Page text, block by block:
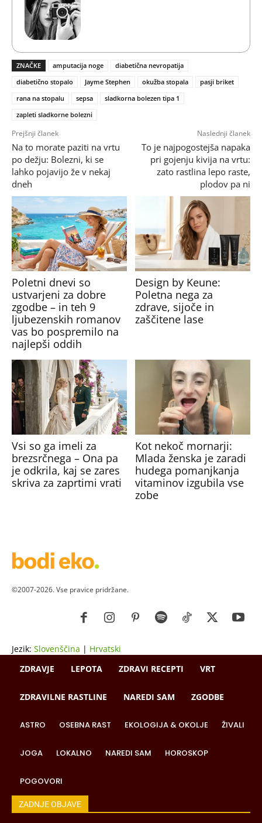
ZNAČKE amputacija noge
diabetična nevropatija
diabetično stopalo
Jayme Stephen okužba stopala
pasji briket
rana na stopalu
sepsa
sladkorna bolezen tipa 1
zapleti sladkorne bolezni
Prejšnji članek
Na to morate paziti na vrtu
po dežju: Bolezni, ki se
lahko pojavijo že v nekaj
dneh
Naslednji članek
To je najpogostejša napaka
pri gojenju kivija na vrtu:
zato rastlina lepo raste,
plodov pa ni
Poletni dnevi so
ustvarjeni za dobre
zgodbe – in teh 9
ljubezenskih romanov
vas bo pospremilo na
najlepši oddih
Design by Keune:
Poletna nega za
zdrave, sijoče in
zaščitene lase
Vsi so ga imeli za
brezsrčnega – Ona pa
je odkrila, kaj se zares
skriva za zaprtimi vrati
Kot nekoč mornarji:
Mlada ženska je zaradi
hudega pomanjkanja
vitaminov izgubila vse
zobe
©2007-2026. Vse pravice pridržane.
Jezik: Slovenščina | Hrvatski
ZDRAVJE
LEPOTA ZDRAVI RECEPTI VRT
ZDRAVILNE RASTLINE NAREDI SAM ZGODBE
ASTRO OSEBNA RAST EKOLOGIJA & OKOLJE ŽIVALI
JOGA LOKALNO NAREDI SAM HOROSKOP
POGOVORI
ZADNJE OBJAVE